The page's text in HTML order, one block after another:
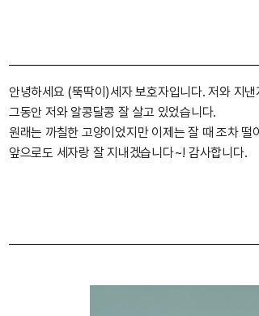
안녕하세요 (뚝딱이)세자 보호자입니다. 저와 지
그동안 저와 알콩달콩 잘 살고 있었습니다.
원래는 까칠한 고양이었지만 이제는 잘 때 조차
앞으로도 세자랑 잘 지내겠습니다~! 감사합니다.